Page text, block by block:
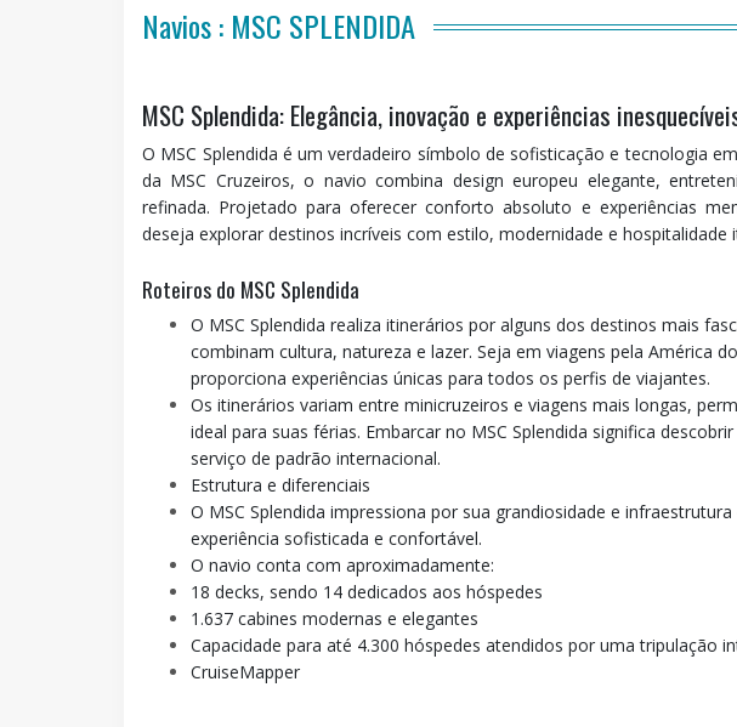
Navios : MSC SPLENDIDA
MSC Splendida: Elegância, inovação e experiências
O MSC Splendida é um verdadeiro símbolo de sofisticação e tecnologia
da MSC Cruzeiros, o navio combina design europeu elegante,
refinada. Projetado para oferecer conforto absoluto e experiências
deseja explorar destinos incríveis com estilo, modernidade e hospitalidade
Roteiros do MSC Splendida
O MSC Splendida realiza itinerários por alguns dos destinos mais
combinam cultura, natureza e lazer. Seja em viagens pela América
proporciona experiências únicas para todos os perfis de viajantes.
Os itinerários variam entre minicruzeiros e viagens mais longas,
ideal para suas férias. Embarcar no MSC Splendida significa
serviço de padrão internacional.
Estrutura e diferenciais
O MSC Splendida impressiona por sua grandiosidade e
experiência sofisticada e confortável.
O navio conta com aproximadamente:
18 decks, sendo 14 dedicados aos hóspedes
1.637 cabines modernas e elegantes
Capacidade para até 4.300 hóspedes atendidos por uma tripulação
CruiseMapper